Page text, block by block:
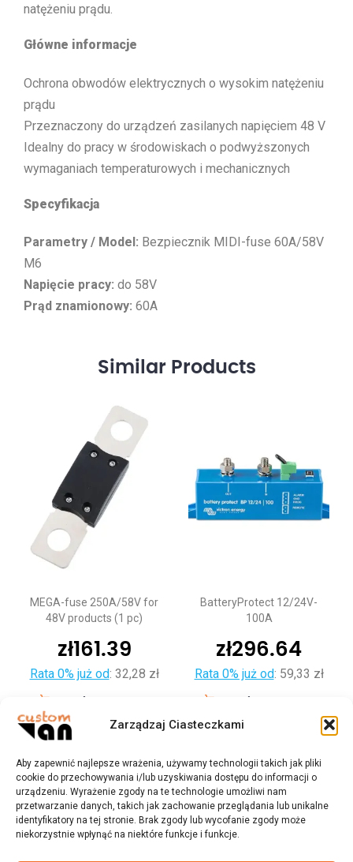
Zarządzaj Ciasteczkami
Aby zapewnić najlepsze wrażenia, używamy technologii takich jak pliki
cookie do przechowywania i/lub uzyskiwania dostępu do informacji o
urządzeniu. Wyrażenie zgody na te technologie umożliwi nam
przetwarzanie danych, takich jak zachowanie przeglądania lub unikalne
identyfikatory na tej stronie. Brak zgody lub wycofanie zgody może
niekorzystnie wpłynąć na niektóre funkcje i funkcje.
natężeniu prądu.
Główne informacje
Ochrona obwodów elektrycznych o wysokim natężeniu
prądu
Przeznaczony do urządzeń zasilanych napięciem 48 V
Idealny do pracy w środowiskach o podwyższonych
wymaganiach temperaturowych i mechanicznych
Specyfikacja
Parametry / Model: Bezpiecznik MIDI-fuse 60A/58V
M6
Napięcie pracy: do 58V
Prąd znamionowy: 60A
Similar Products
MEGA-fuse 250A/58V for
48V products (1 pc)
zł161.39
Rata 0% już od: 32,28 zł
BatteryProtect 12/24V-
100A
zł296.64
Rata 0% już od: 59,33 zł